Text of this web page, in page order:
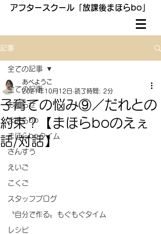
アフタースクール「放課後まほらbo」
記事
全ての記事
お知らせ
まほらbo
まほらboタイム
さんすう
えいご
こくご
スタッフブログ
〝自分で作る〟もぐもぐタイム
レシピ
全ての記事
子育ての悩み⑨／だれとの
約束？【まほらboのえぇ
話/対話】
あべようこ
2021年10月12日 読了時間: 2分